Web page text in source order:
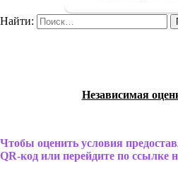
Найти:
Независимая
Чтобы оценить условия
QR-код или перейдите по ссылке